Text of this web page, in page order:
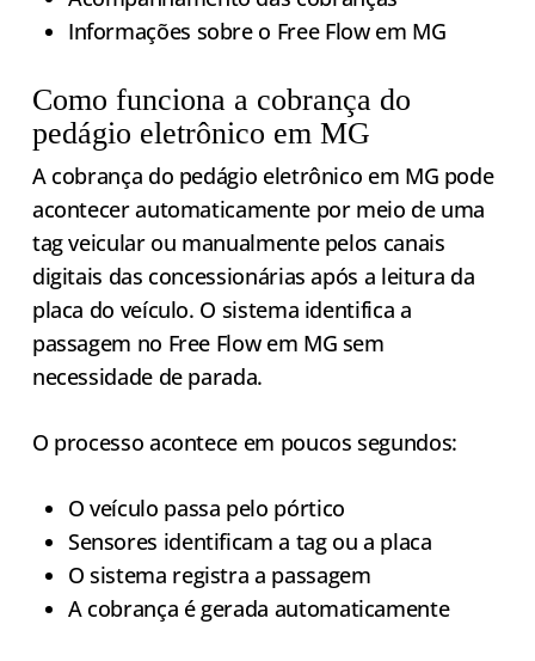
Informações sobre o Free Flow em MG
Como funciona a cobrança do
pedágio eletrônico em MG
A cobrança do pedágio eletrônico em MG pode
acontecer automaticamente por meio de uma
tag veicular ou manualmente pelos canais
digitais das concessionárias após a leitura da
placa do veículo. O sistema identifica a
passagem no Free Flow em MG sem
necessidade de parada.
O processo acontece em poucos segundos:
O veículo passa pelo pórtico
Sensores identificam a tag ou a placa
O sistema registra a passagem
A cobrança é gerada automaticamente